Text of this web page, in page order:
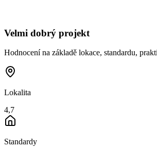
Velmi dobrý projekt
Hodnocení na základě lokace, standardu,
Lokalita
4,7
Standardy